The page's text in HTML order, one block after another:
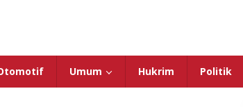
Umum Hukrim Politik